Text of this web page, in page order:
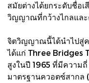
สมัยต่างได้ยกระดับชื่อ
วิญญาณที่กว้างไกลแล
จิตวิญญาณนี้ได้นำไปสู่ค
ได้แก่ Three Bridges
สูงในปี 1965 ที่มีความ
มาตรฐานควอตซ์สากล